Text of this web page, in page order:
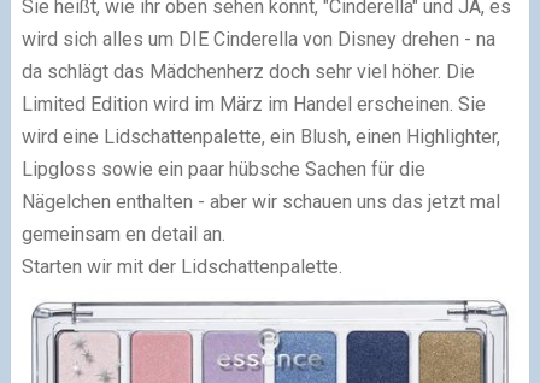
Sie heißt, wie ihr oben sehen könnt, "Cinderella" und JA, es
wird sich alles um DIE Cinderella von Disney drehen - na
da schlägt das Mädchenherz doch sehr viel höher. Die
Limited Edition wird im März im Handel erscheinen. Sie
wird eine Lidschattenpalette, ein Blush, einen Highlighter,
Lipgloss sowie ein paar hübsche Sachen für die
Nägelchen enthalten - aber wir schauen uns das jetzt mal
gemeinsam en detail an.
Starten wir mit der Lidschattenpalette.